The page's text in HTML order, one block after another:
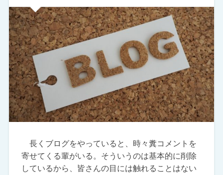
長くブログをやっていると、時々糞コメントを
寄せてくる輩がいる。そういうのは基本的に削除
しているから、皆さんの目には触れることはない